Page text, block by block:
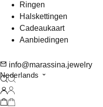
Ringen
Halskettingen
Cadeaukaart
Aanbiedingen
info@marassina.jewelry
Nederlands